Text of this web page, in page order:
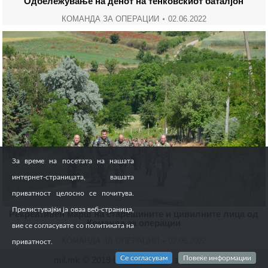
КОМАНДА ЗА ОПЕРАЦИИ 02.06.2022
Рекреативен марш на старешините и цивилните лица од
Команда за операции
mil.mk © 2019 Сите права се задржани
За време на посетата на нашата
интернет-страницата, вашата
приватност целосно се почитува.
Прелистувајќи ја оваа веб-страница,
вие се согласувате со политиката на
приватност.
Се согласувам Повеќе информации